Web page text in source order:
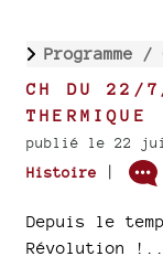
Programme /
CH DU 22/
THERMIQUE
publié le 22
Histoire
|
Depuis le
Révolution